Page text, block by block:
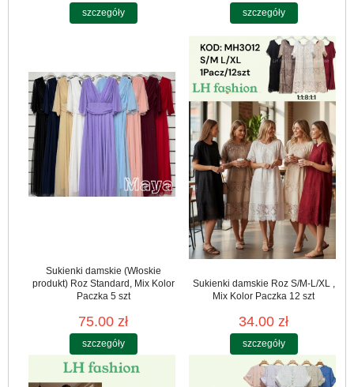
szczegóły szczegóły
Sukienki damskie (Włoskie
produkt) Roz Standard, Mix Kolor
Paczka 5 szt
75.00 zł
szczegóły
Sukienki damskie Roz S/M-L/XL ,
Mix Kolor Paczka 12 szt
34.00 zł
szczegóły